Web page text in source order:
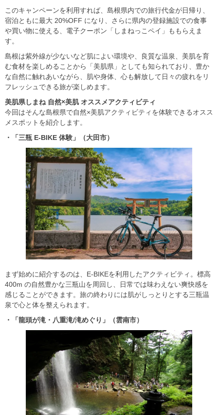
このキャンペーンを利用すれば、島根県内での旅行代金が日帰り、
宿泊ともに最大 20%OFF になり、さらに県内の登録施設での食事
や買い物に使える、電子クーポン「しまねっこペイ」ももらえま
す。
島根は紫外線が少ないなど肌によい環境や、良質な温泉、美肌を育
む食材を楽しめることから「美肌県」としても知られており、豊か
な自然に触れあいながら、肌や身体、心も解放して日々の疲れをリ
フレッシュできる旅が楽しめます。
美肌県しまね 自然×美肌オススメアクティビティ
今回はそんな島根県で自然×美肌アクティビティを体験できるオスス
メスポットを紹介します。
・「三瓶 E-BIKE 体験」（大田市）
まず始めに紹介するのは、E-BIKEを利用したアクティビティ。標高
400m の自然豊かな三瓶山を周回し、日常では味わえない爽快感を
感じることができます。旅の終わりには肌がしっとりとする三瓶温
泉で心と体を整えられます。
・「龍頭が滝・八重滝/滝めぐり」（雲南市）